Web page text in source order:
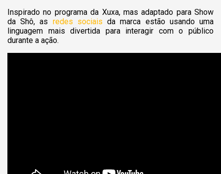
Inspirado no programa da Xuxa, mas adaptado para Show
da Shô, as redes sociais da marca estão usando uma
linguagem mais divertida para interagir com o público
durante a ação.